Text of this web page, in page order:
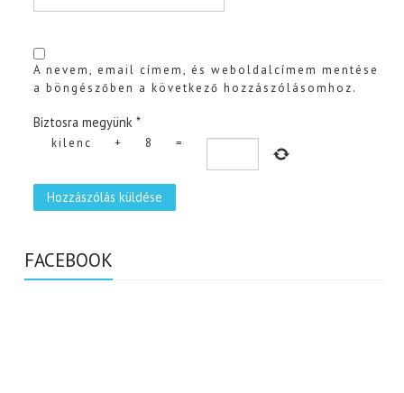
A nevem, email címem, és weboldalcímem mentése
a böngészőben a következő hozzászólásomhoz.
Biztosra megyünk *
kilenc + 8 =
FACEBOOK